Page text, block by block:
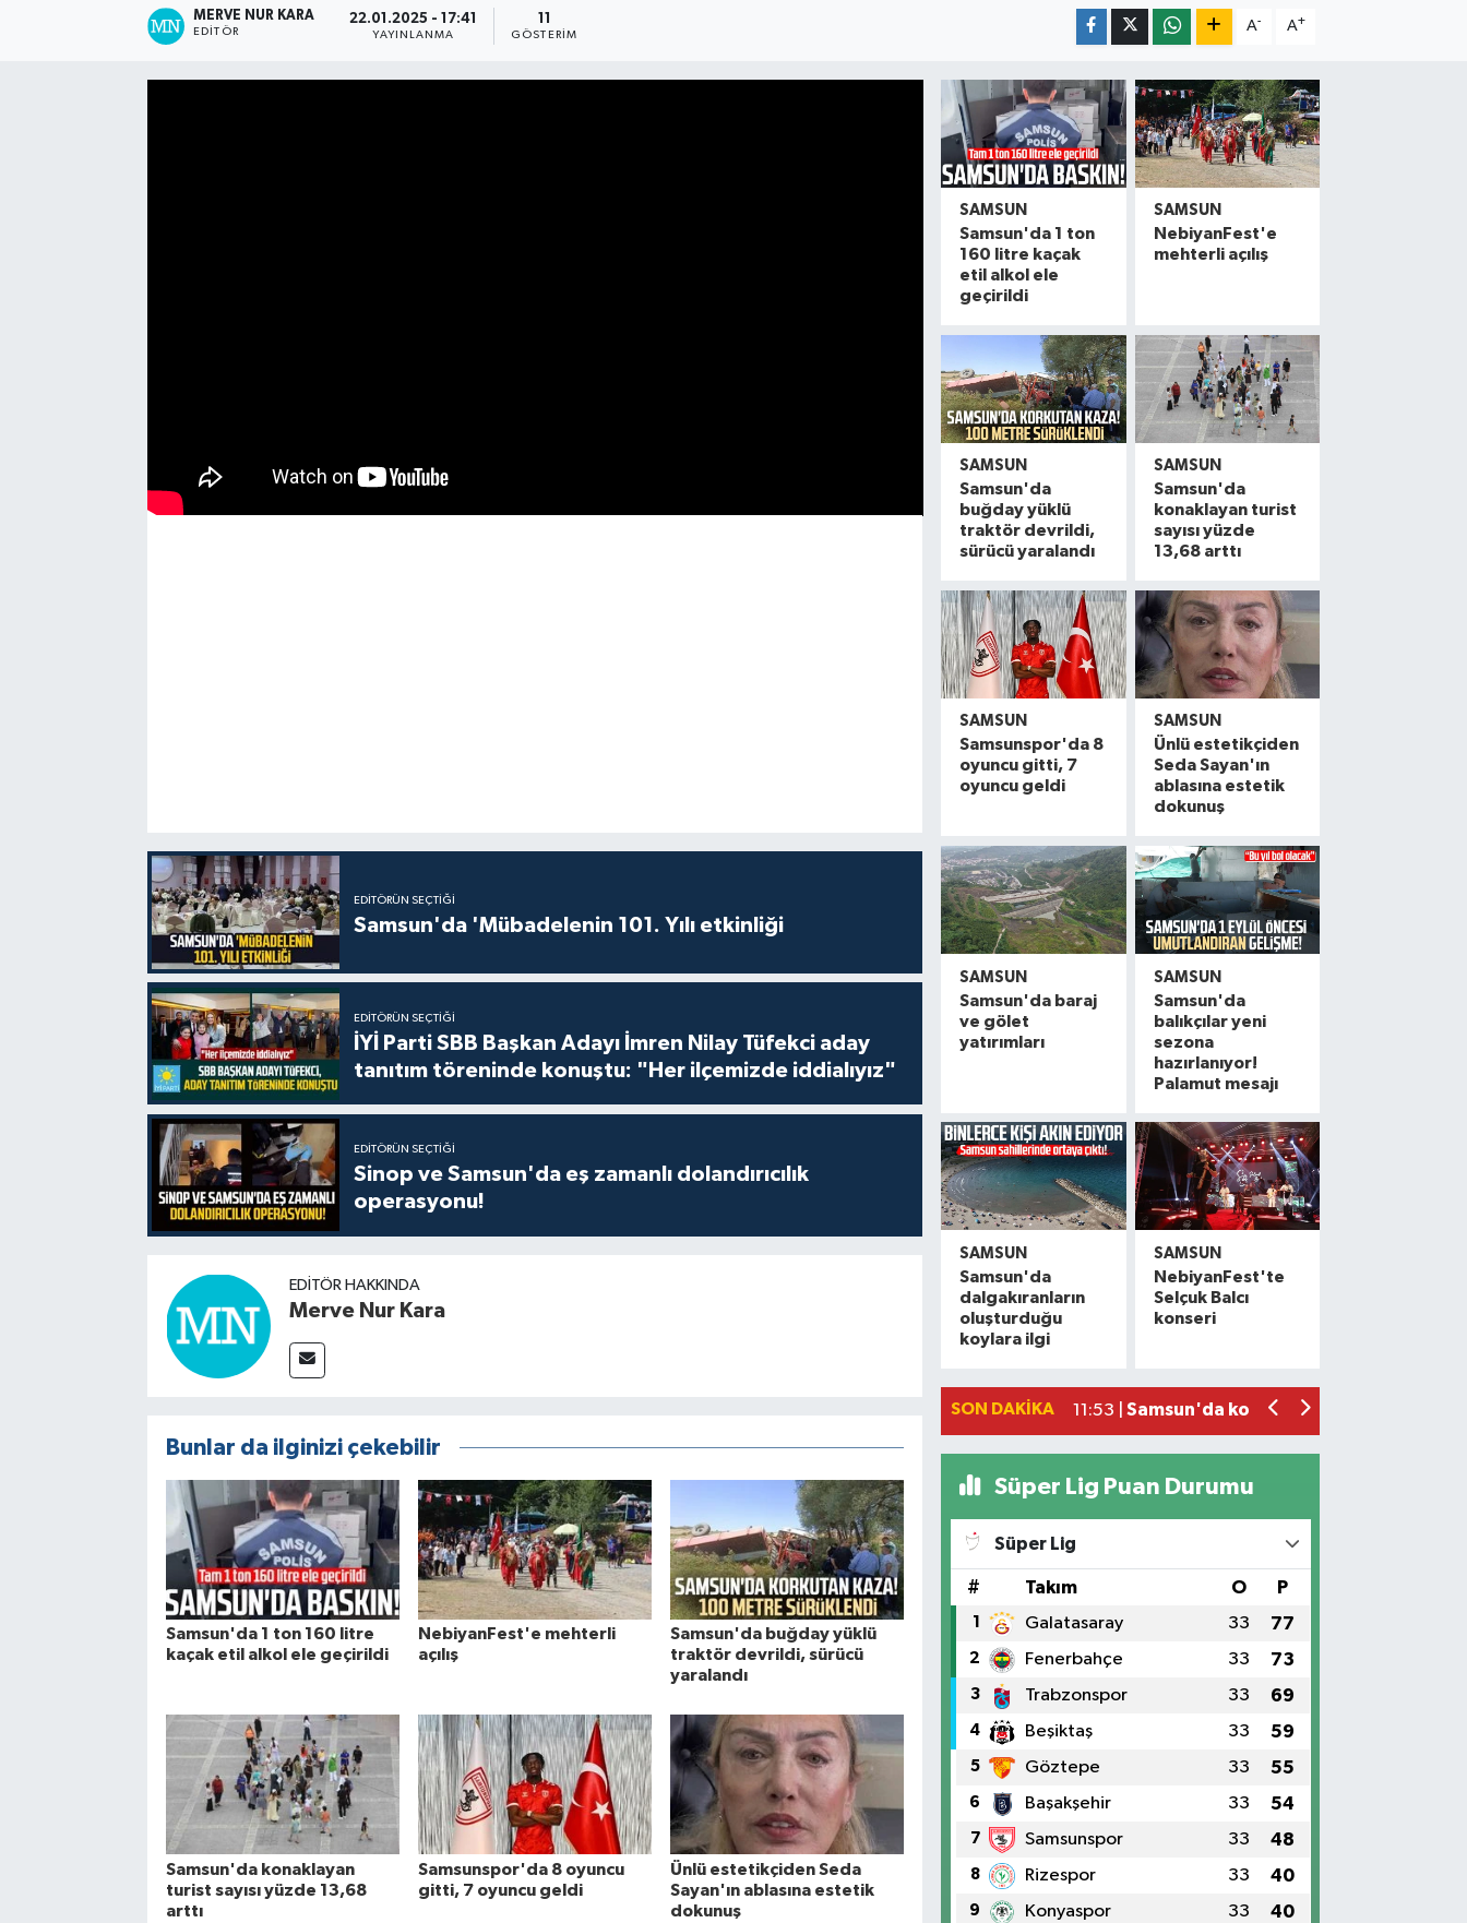
MERVE NUR KARA
EDITÖR
22.01.2025 - 17:41
YAYINLANMA
11
GÖSTERIM
A- A+
EDITÖRÜN SEÇTIĞI
Samsun'da 'Mübadelenin 101. Yılı etkinliği
EDITÖRÜN SEÇTIĞI
İYİ Parti SBB Başkan Adayı İmren Nilay Tüfekci aday
tanıtım töreninde konuştu: "Her ilçemizde iddialıyız"
EDITÖRÜN SEÇTIĞI
Sinop ve Samsun'da eş zamanlı dolandırıcılık
operasyonu!
EDITÖR HAKKINDA
Merve Nur Kara
Bunlar da ilginizi çekebilir
Samsun'da 1 ton 160 litre
kaçak etil alkol ele geçirildi
NebiyanFest'e mehterli
açılış
Samsun'da buğday yüklü
traktör devrildi, sürücü
yaralandı
Samsun'da konaklayan
turist sayısı yüzde 13,68
arttı
Samsunspor'da 8 oyuncu
gitti, 7 oyuncu geldi
Ünlü estetikçiden Seda
Sayan'ın ablasına estetik
dokunuş
SAMSUN
Samsun'da 1 ton
160 litre kaçak
etil alkol ele
geçirildi
SAMSUN
NebiyanFest'e
mehterli açılış
SAMSUN
Samsun'da
buğday yüklü
traktör devrildi,
sürücü yaralandı
SAMSUN
Samsun'da
konaklayan turist
sayısı yüzde
13,68 arttı
SAMSUN
Samsunspor'da 8
oyuncu gitti, 7
oyuncu geldi
SAMSUN
Ünlü estetikçiden
Seda Sayan'ın
ablasına estetik
dokunuş
SAMSUN
Samsun'da baraj
ve gölet
yatırımları
SAMSUN
Samsun'da
balıkçılar yeni
sezona
hazırlanıyor!
Palamut mesajı
SAMSUN
Samsun'da
dalgakıranların
oluşturduğu
koylara ilgi
SAMSUN
NebiyanFest'te
Selçuk Balcı
konseri
SON DAKIKA
13:47 |
Samsun'da 1 ton 160 litre kaçak etil
NebiyanFest'e mehterli açılış
11:39 |Samsunspor'da 8 oyuncu gitti, 7
Süper Lig Puan Durumu
Süper Lig
# Takım O P
1 Galatasaray 33 77
2 Fenerbahçe 33 73
3 Trabzonspor 33 69
4 Beşiktaş 33 59
5 Göztepe 33 55
6 Başakşehir 33 54
7 Samsunspor 33 48
8 Rizespor 33 40
9 Konyaspor 33 40
Manşet Haberi